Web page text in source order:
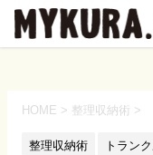
HOME > 整理収納術 >
整理収納術 トラン